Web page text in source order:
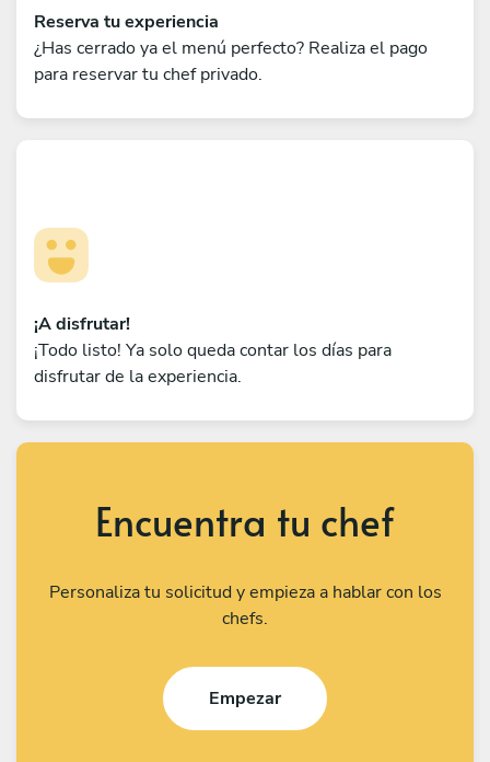
Reserva tu experiencia
¿Has cerrado ya el menú perfecto? Realiza el pago
para reservar tu chef privado.
¡A disfrutar!
¡Todo listo! Ya solo queda contar los días para
disfrutar de la experiencia.
Encuentra tu chef
Personaliza tu solicitud y empieza a hablar con los
chefs.
Empezar